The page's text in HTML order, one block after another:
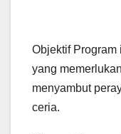
Objektif Program
yang
menyambut
ceria.